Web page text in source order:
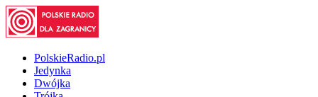
PolskieRadio.pl
Jedynka
Dwójka